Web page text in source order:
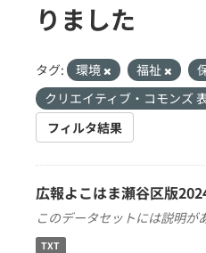
りました
タグ: 環境 福祉
クリエイティブ・コモンズ
フィルタ結果
広報よこはま瀬谷区版
このデータセットには説明が
TXT